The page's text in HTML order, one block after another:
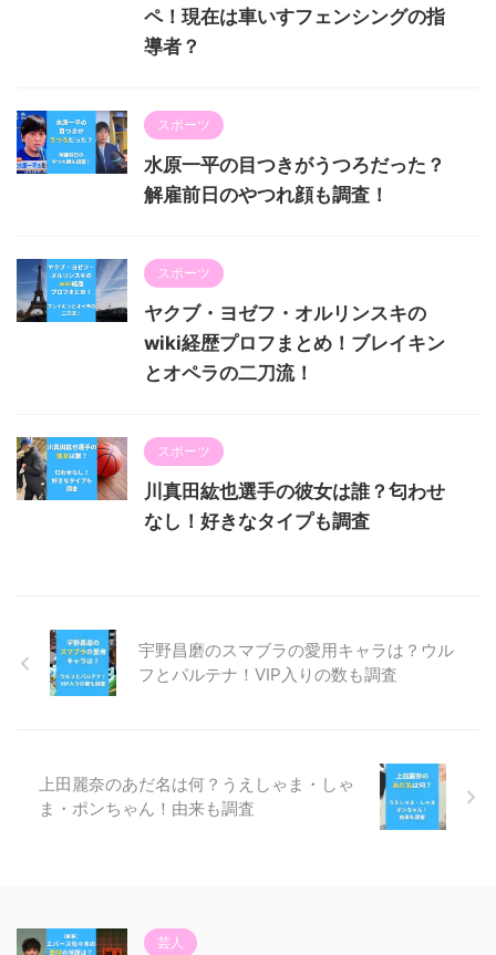
ペ！現在は車いすフェンシングの指
導者？
スポーツ
水原一平の目つきがうつろだった？
解雇前日のやつれ顔も調査！
スポーツ
ヤクブ・ヨゼフ・オルリンスキの
wiki経歴プロフまとめ！ブレイキン
とオペラの二刀流！
スポーツ
川真田紘也選手の彼女は誰？匂わせ
なし！好きなタイプも調査
宇野昌磨のスマブラの愛用キャラは？ウル
フとパルテナ！VIP入りの数も調査
上田麗奈のあだ名は何？うえしゃま・しゃ
ま・ポンちゃん！由来も調査
芸人